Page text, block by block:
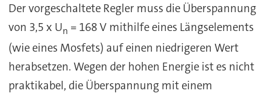
Der vorgeschaltete Regler muss die Überspannung
von 3,5 x Un = 168 V mithilfe eines Längselements
(wie eines Mosfets) auf einen niedrigeren Wert
herabsetzen. Wegen der hohen Energie ist es nicht
praktikabel, die Überspannung mit einem